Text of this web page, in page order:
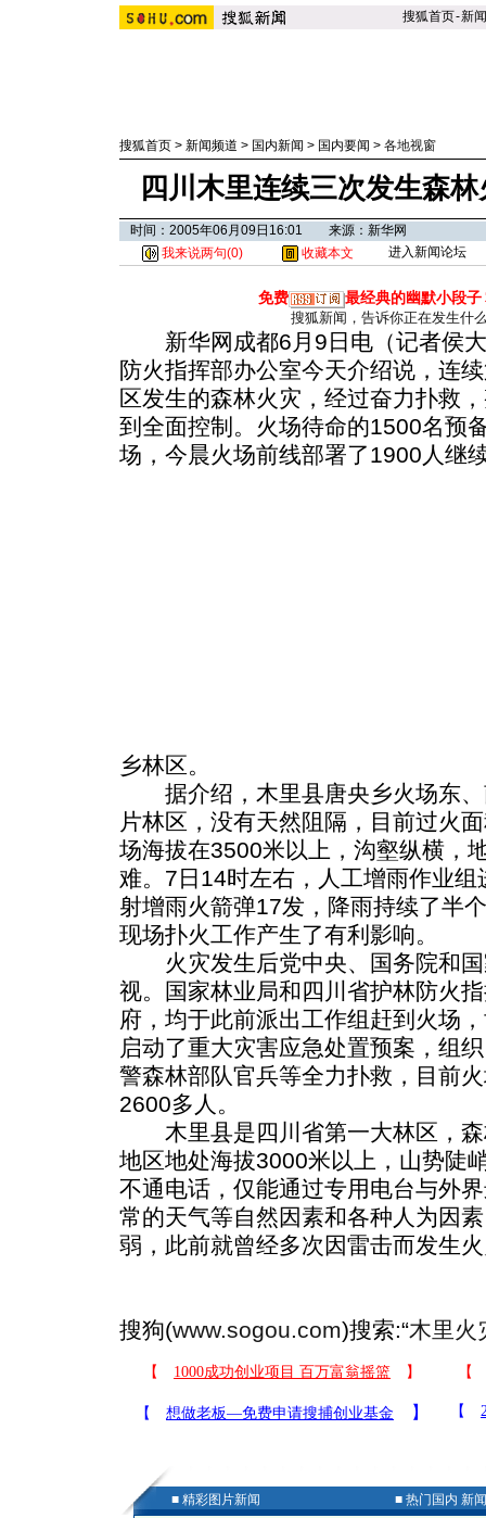
搜狐首页-新闻
搜狐首页 > 新闻频道 > 国内新闻 > 国内要闻 > 各地视窗
四川木里连续三次发生森
时间：2005年06月09日16:01 来源：新华网
我来说两句(0) 收藏本文 进入新闻论坛
免费 最经典的幽默小段子
搜狐新闻，告诉你正在发生什
新华网成都6月9日电（记者侯大
防火指挥部办公室今天介绍说，连
区发生的森林火灾，经过奋力扑救
到全面控制。火场待命的1500名预
场，今晨火场前线部署了1900人继
乡林区。
据介绍，木里县唐央乡火场东、
片林区，没有天然阻隔，目前过火
场海拔在3500米以上，沟壑纵横，
难。7日14时左右，人工增雨作业
射增雨火箭弹17发，降雨持续了半
现场扑火工作产生了有利影响。
火灾发生后党中央、国务院和国
视。国家林业局和四川省护林防火
府，均于此前派出工作组赶到火场
启动了重大灾害应急处置预案，组
警森林部队官兵等全力扑救，目前
2600多人。
木里县是四川省第一大林区，森
地区地处海拔3000米以上，山势陡
不通电话，仅能通过专用电台与外
常的天气等自然因素和各种人为因
弱，此前就曾经多次因雷击而发生
搜狗(www.sogou.com)搜索:“木里火
■ 精彩图片新闻 ■ 热门国内 新